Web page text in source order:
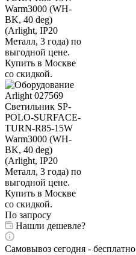
По запросу
Нашли дешевле?
Самовывоз сегодня - бесплатно